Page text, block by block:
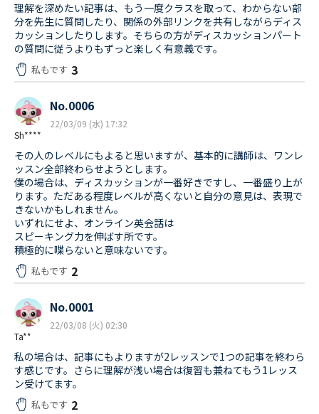
理解を深めたい記事は、もう一度クラスを取って、わからない部
分を先生に質問したり、関係の外部リンクを共有しながらディス
カッションしたりします。そちらの方がディスカッションパート
の質問に従うよりもずっと楽しく有意義です。
私もです 3
Sh****
No.0006
22/03/09 (水) 17:32
その人のレベルにもよると思いますが、基本的に講師は、ワンレ
ッスン全部終わらせようとします。
僕の場合は、ディスカッションが一番好きですし、一番盛り上が
ります。ただある程度レベルが高くないと自分の意見は、表現で
きないかもしれません。
いずれにせよ、オンライン英会話は
スピーキング力を伸ばす所です。
積極的に喋らないと意味ないです。
私もです 2
Ta**
No.0001
22/03/08 (火) 02:30
私の場合は、記事にもよりますが2レッスンで1つの記事を終わら
す感じです。さらに理解が浅い場合は復習も兼ねてもう1レッス
ン受けてます。
私もです 2